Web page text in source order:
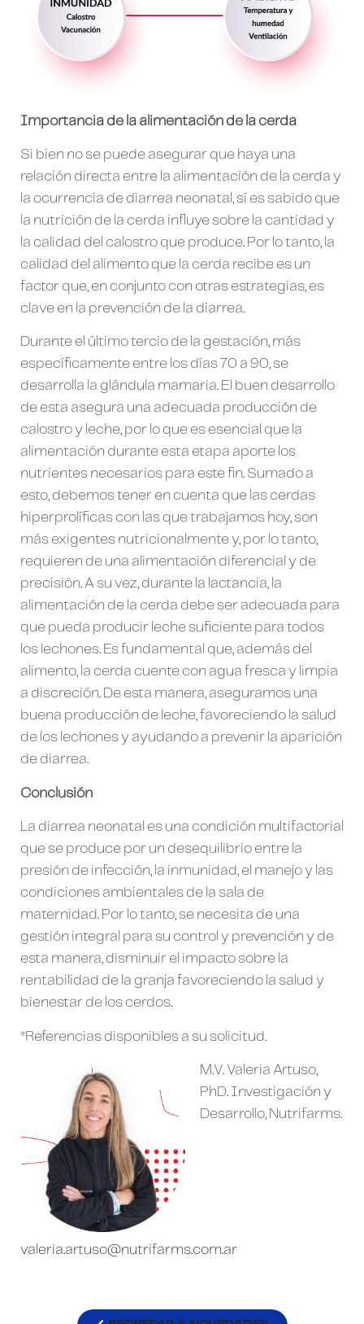
Importancia de la alimentación de la cerda
Si bien no se puede asegurar que haya una
relación directa entre la alimentación de la cerda y
la ocurrencia de diarrea neonatal, sí es sabido que
la nutrición de la cerda influye sobre la cantidad y
la calidad del calostro que produce. Por lo tanto, la
calidad del alimento que la cerda recibe es un
factor que, en conjunto con otras estrategias, es
clave en la prevención de la diarrea.
Durante el último tercio de la gestación, más
específicamente entre los días 70 a 90, se
desarrolla la glándula mamaria. El buen desarrollo
de esta asegura una adecuada producción de
calostro y leche, por lo que es esencial que la
alimentación durante esta etapa aporte los
nutrientes necesarios para este fin. Sumado a
esto, debemos tener en cuenta que las cerdas
hiperprolíficas con las que trabajamos hoy, son
más exigentes nutricionalmente y, por lo tanto,
requieren de una alimentación diferencial y de
precisión. A su vez, durante la lactancia, la
alimentación de la cerda debe ser adecuada para
que pueda producir leche suficiente para todos
los lechones. Es fundamental que, además del
alimento, la cerda cuente con agua fresca y limpia
a discreción. De esta manera, aseguramos una
buena producción de leche, favoreciendo la salud
de los lechones y ayudando a prevenir la aparición
de diarrea.
Conclusión
La diarrea neonatal es una condición multifactorial
que se produce por un desequilibrio entre la
presión de infección, la inmunidad, el manejo y las
condiciones ambientales de la sala de
maternidad. Por lo tanto, se necesita de una
gestión integral para su control y prevención y de
esta manera, disminuir el impacto sobre la
rentabilidad de la granja favoreciendo la salud y
bienestar de los cerdos.
*Referencias disponibles a su solicitud.
M.V. Valeria Artuso,
PhD. Investigación y
Desarrollo, Nutrifarms.
valeria.artuso@nutrifarms.com.ar